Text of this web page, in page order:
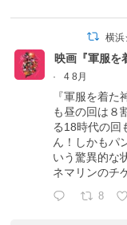
横浜
映画『軍服を
·
4 8月
『軍服を着
も昼の回は８
る18時代の回
ん！しかもパ
いう驚異的な
ネマリンのチ
8